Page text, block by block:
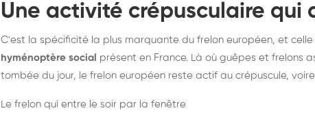
Une activité crépusculaire qui
C'est la spécificité la plus marquante du frelon européen, et
hyménoptère social présent en France. Là où guêpes et frelons
tombée du jour, le frelon européen reste actif au crépuscule,
Le frelon qui entre le soir par la fenêtre